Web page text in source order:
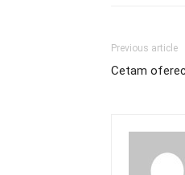
Previous article
Cetam